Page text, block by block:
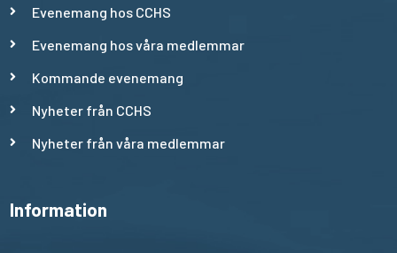
Evenemang hos CCHS
Evenemang hos våra medlemmar
Kommande evenemang
Nyheter från CCHS
Nyheter från våra medlemmar
Information